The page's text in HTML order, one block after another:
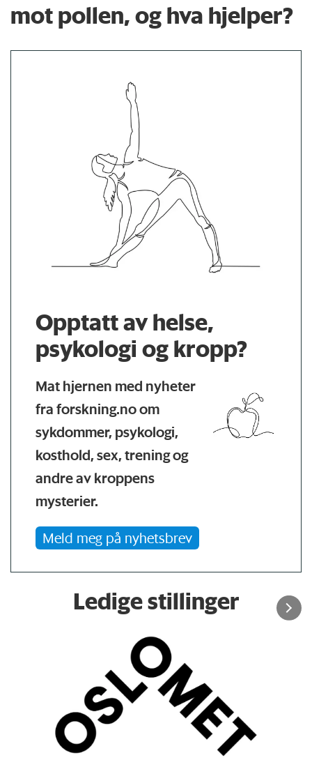
mot pollen, og hva hjelper?
Opptatt av helse,
psykologi og kropp?
Mat hjernen med nyheter
fra forskning.no om
sykdommer, psykologi,
kosthold, sex, trening og
andre av kroppens
mysterier.
Meld meg på nyhetsbrev
Ledige stillinger